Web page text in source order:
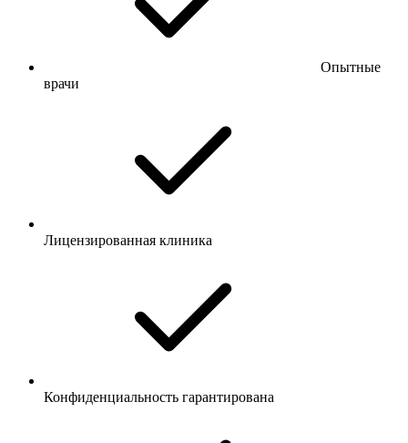
Опытные
врачи
Лицензированная клиника
Конфиденциальность гарантирована